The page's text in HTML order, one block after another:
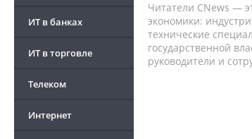
ИТ в банках
ИТ в торговле
Телеком
Интернет
Читатели CNews —
экономики:
технические
государственной
руководители и